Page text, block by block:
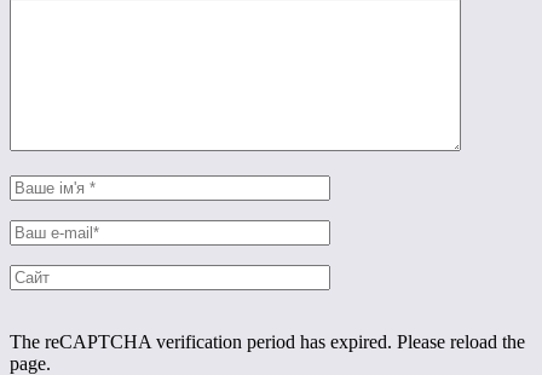
The reCAPTCHA verification period has expired. Please reload the
page.